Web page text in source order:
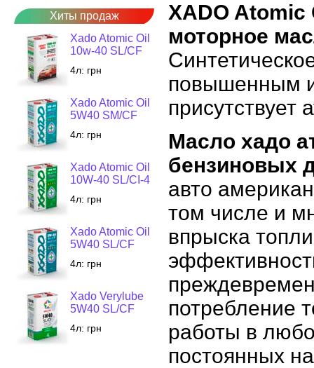
Хиты продаж
Xado Atomic Oil
10w-40 SL/CF
4л: грн
Xado Atomic Oil
5W40 SM/CF
4л: грн
Xado Atomic Oil
10W-40 SL/CI-4
4л: грн
Xado Atomic Oil
5W40 SL/CF
4л: грн
Xado Verylube
5W40 SL/CF
4л: грн
XADO
моторное
повышенным
присутствует
Масло хадо
бензиновых
авто
том числе и
впрыска
потребление
работы в
постоянных